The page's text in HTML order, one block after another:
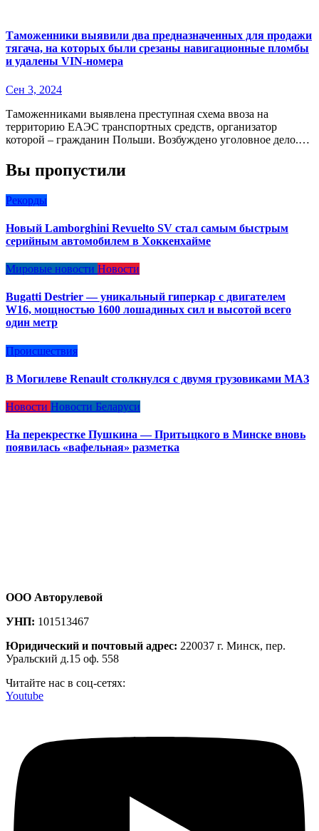
Таможенники выявили два предназначенных для продажи
тягача, на которых были срезаны навигационные пломбы
и удалены VIN-номера
Сен 3, 2024
Таможенниками выявлена преступная схема ввоза на
территорию ЕАЭС транспортных средств, организатор
которой – гражданин Польши. Возбуждено уголовное дело.…
Вы пропустили
Рекорды
Новый Lamborghini Revuelto SV стал самым быстрым
серийным автомобилем в Хоккенхайме
Мировые новости Новости
Bugatti Destrier — уникальный гиперкар с двигателем
W16, мощностью 1600 лошадиных сил и высотой всего
один метр
Происшествия
В Могилеве Renault столкнулся с двумя грузовиками МАЗ
Новости Новости Беларуси
На перекрестке Пушкина — Притыцкого в Минске вновь
появилась «вафельная» разметка
ООО Авторулевой
УНП: 101513467
Юридический и почтовый адрес: 220037 г. Минск, пер.
Уральский д.15 оф. 558
Читайте нас в соц-сетях:
Youtube